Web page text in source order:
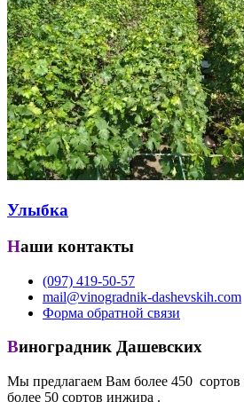
Улыбка
Наши контакты
(097) 419-50-57
mail@vinogradnik-dashevskih.com
Форма обратной связи
Виноградник Дашевских
Мы предлагаем Вам более 450
более 50 сортов инжира .